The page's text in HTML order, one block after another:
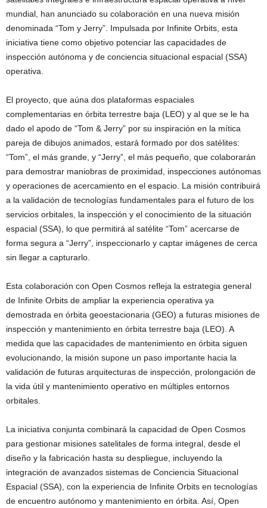
mundial, han anunciado su colaboración en una nueva misión
denominada “Tom y Jerry”. Impulsada por Infinite Orbits, esta
iniciativa tiene como objetivo potenciar las capacidades de
inspección autónoma y de conciencia situacional espacial (SSA)
operativa.
El proyecto, que aúna dos plataformas espaciales
complementarias en órbita terrestre baja (LEO) y al que se le ha
dado el apodo de “Tom & Jerry” por su inspiración en la mítica
pareja de dibujos animados, estará formado por dos satélites:
“Tom”, el más grande, y “Jerry”, el más pequeño, que colaborarán
para demostrar maniobras de proximidad, inspecciones autónomas
y operaciones de acercamiento en el espacio. La misión contribuirá
a la validación de tecnologías fundamentales para el futuro de los
servicios orbitales, la inspección y el conocimiento de la situación
espacial (SSA), lo que permitirá al satélite “Tom” acercarse de
forma segura a “Jerry”, inspeccionarlo y captar imágenes de cerca
sin llegar a capturarlo.
Esta colaboración con Open Cosmos refleja la estrategia general
de Infinite Orbits de ampliar la experiencia operativa ya
demostrada en órbita geoestacionaria (GEO) a futuras misiones de
inspección y mantenimiento en órbita terrestre baja (LEO). A
medida que las capacidades de mantenimiento en órbita siguen
evolucionando, la misión supone un paso importante hacia la
validación de futuras arquitecturas de inspección, prolongación de
la vida útil y mantenimiento operativo en múltiples entornos
orbitales.
La iniciativa conjunta combinará la capacidad de Open Cosmos
para gestionar misiones satelitales de forma integral, desde el
diseño y la fabricación hasta su despliegue, incluyendo la
integración de avanzados sistemas de Conciencia Situacional
Espacial (SSA), con la experiencia de Infinite Orbits en tecnologías
de encuentro autónomo y mantenimiento en órbita. Así, Open